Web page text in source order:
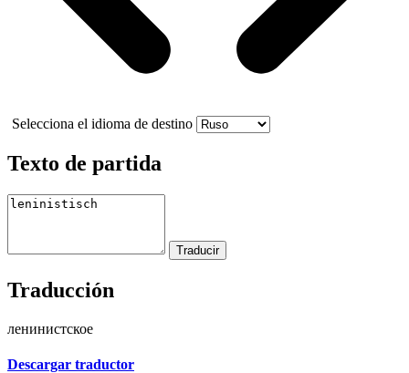
Selecciona el idioma de destino
Texto de partida
Traducción
ленинистское
Descargar traductor